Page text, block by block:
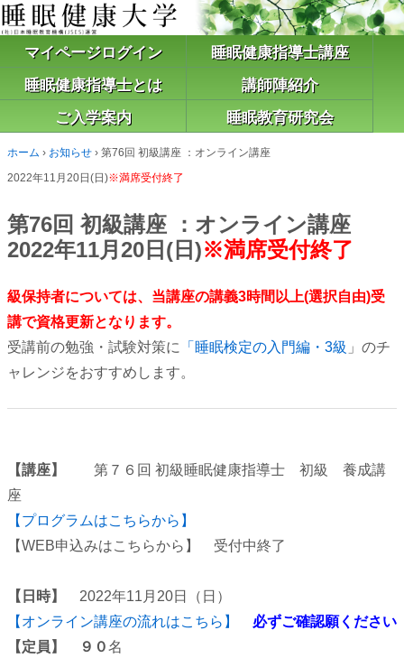
マイページログイン
睡眠健康指導士講座
睡眠健康指導士とは
講師陣紹介
ご入学案内
睡眠教育研究会
ホーム › お知らせ › 第76回 初級講座 ：オンライン講座
2022年11月20日(日)※満席受付終了
第76回 初級講座 ：オンライン講座
2022年11月20日(日)※満席受付終了
級保持者については、当講座の講義3時間以上(選択自由)受
講で資格更新となります。
受講前の勉強・試験対策に
「睡眠検定の入門編・3級 」のチ
ャレンジをおすすめします。
【講座】
第７６回 初級睡眠健康指導士 初級 養成講
座
【プログラムはこちらから】
【WEB申込みはこちらから】 受付中終了
【日時】 2022年11月20日（日）
【オンライン講座の流れはこちら】
必ずご確認願ください
【定員】 ９０名